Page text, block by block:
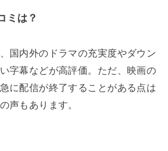
ミは？
国内外のドラマの充実度やダウン
字幕などが高評価。ただ、映画の
に配信が終了することがある点は
声もあります。